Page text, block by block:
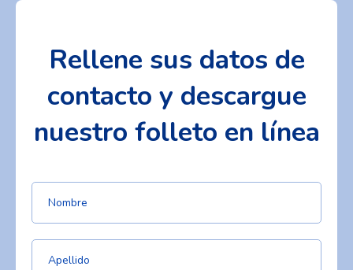
Rellene sus datos de
contacto y descargue
nuestro folleto en línea